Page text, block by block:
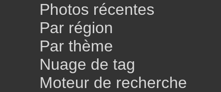
Photos récentes
Par région
Par thème
Nuage de tag
Moteur de recherche